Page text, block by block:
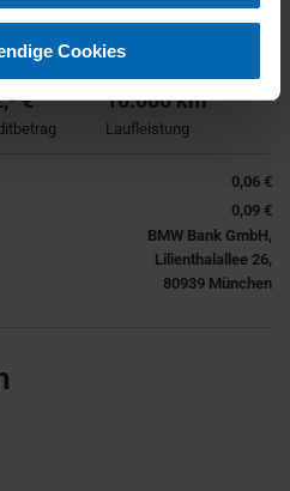
Cookies
6.000,- €
Anzahlung
€ 10.000 km
Laufleistung
0,06 €
0,09 €
BMW Bank GmbH,
Lilienthalallee 26,
80939 München